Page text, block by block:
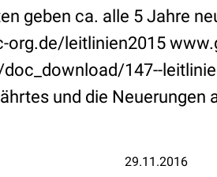
geben ca. alle 5 Jahre
org.de/leitlinien2015
147--
und die Neuerungen
29.11.2016